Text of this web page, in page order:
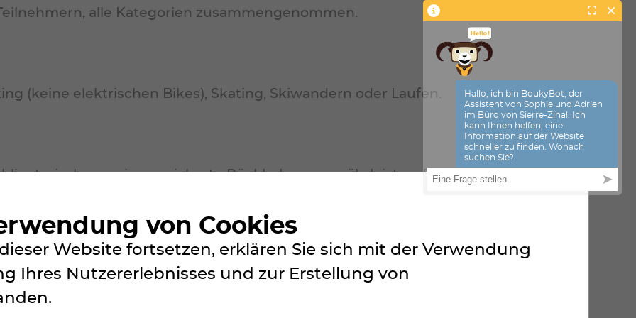
alle Kategorien zusammengenommen.
(keine elektrischen Bikes), Skating, Skiwandern oder Laufen.
um eine gesicherte Rückkehr zu gewährleisten. Es werden
Ziel beim Hotel Weisshorn.
von Cookies
Website fortsetzen, erklären Sie sich mit der Verwendung
Ihres Nutzererlebnisses und zur Erstellung von